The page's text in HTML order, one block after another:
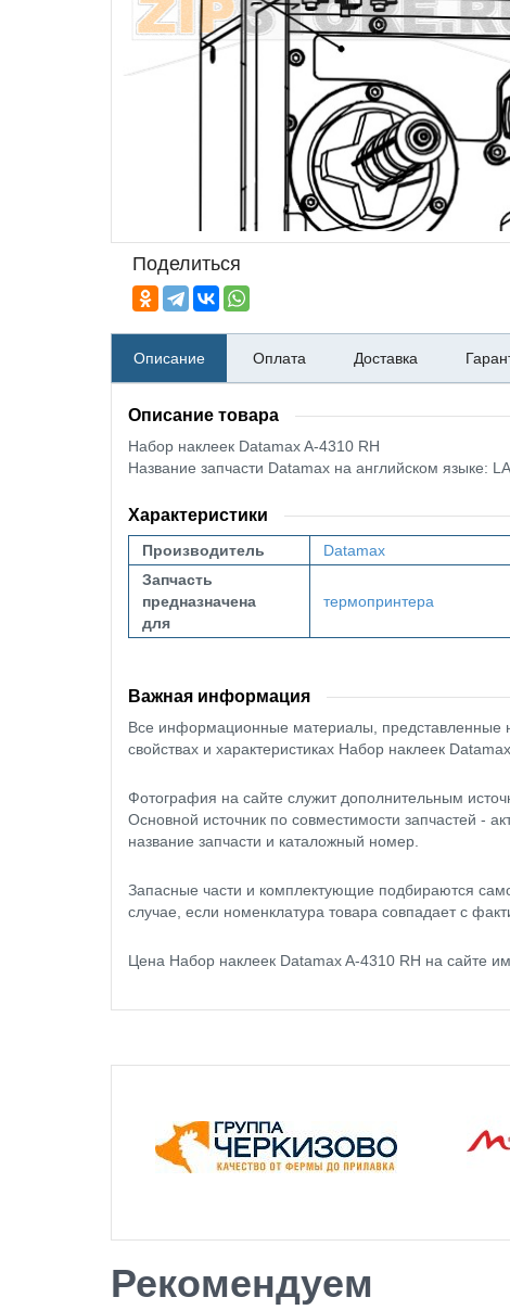
Поделиться
Описание Оплата Доставка
Описание товара
Набор наклеек Datamax A-4310 RH
Название запчасти Datamax на английском языке:
Характеристики
Производитель
Datamax
Запчасть
предназначена
для
термопринтера
Важная информация
Все информационные материалы, представленные
свойствах и характеристиках Набор наклеек
Фотография на сайте служит дополнительным
Основной источник по совместимости запчастей -
название запчасти и каталожный номер.
Запасные части и комплектующие подбираются
случае, если номенклатура товара совпадает с
Цена Набор наклеек Datamax A-4310 RH на сайте
Рекомендуем